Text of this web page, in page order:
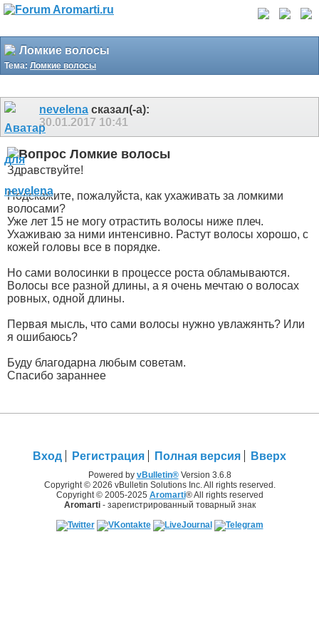
Ломкие волосы
Тема: Ломкие волосы
nevelena сказал(-а):
30.01.2017 10:41
Ломкие волосы
Здравствуйте!
Подскажите, пожалуйста, как ухаживать за ломкими
волосами?
Уже лет 15 не могу отрастить волосы ниже плеч.
Ухаживаю за ними интенсивно. Растут волосы хорошо, с
кожей головы все в порядке.
Но сами волосинки в процессе роста обламываются.
Волосы все разной длины, а я очень мечтаю о волосах
ровных, одной длины.
Первая мысль, что сами волосы нужно увлажянть? Или
я ошибаюсь?
Буду благодарна любым советам.
Спасибо зараннее
Вход Регистрация Полная версия Вверх
Powered by vBulletin®Version 3.6.8
Copyright © 2026 vBulletin Solutions Inc. All rights reserved.
Copyright © 2005-2025 Aromarti® All rights reserved
Aromarti- зарегистрированный товарный знак